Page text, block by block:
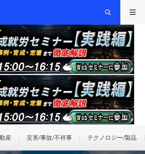
産 災害/事故/不祥事 テクノロジー/製品